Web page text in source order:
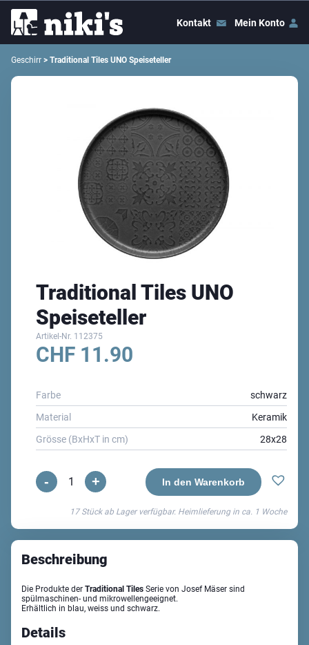
Kontakt Mein Konto
Geschirr > Traditional Tiles UNO Speiseteller
Traditional Tiles UNO
Speiseteller
Artikel-Nr. 112375
CHF 11.90
Farbe
schwarz
Material
Keramik
Grösse (BxHxT in cm)
28x28
-
Traditional
UNO
Speiseteller
+ In den Warenkorb
17 Stück ab Lager verfügbar. Heimlieferung in ca. 1 Woche
Beschreibung
Die Produkte der Traditional Tiles Serie von Josef Mäser sind
spülmaschinen- und mikrowellengeeignet.
Erhältlich in blau, weiss und schwarz.
Details